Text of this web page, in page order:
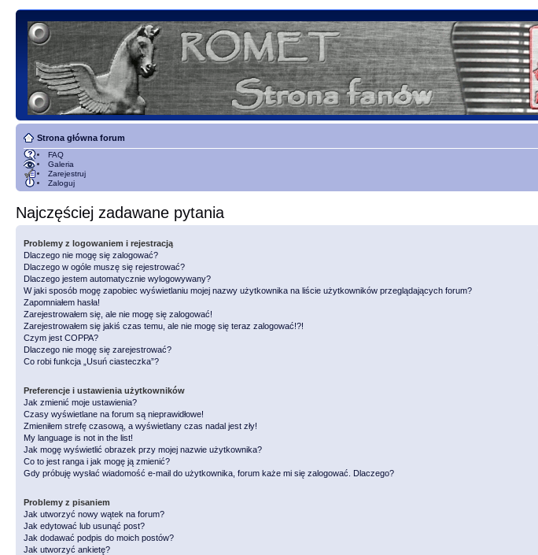
Strona główna forum
FAQ
Galeria
Zarejestruj
Zaloguj
Najczęściej zadawane pytania
Problemy z logowaniem i rejestracją
Dlaczego nie mogę się zalogować?
Dlaczego w ogóle muszę się rejestrować?
Dlaczego jestem automatycznie wylogowywany?
W jaki sposób mogę zapobiec wyświetlaniu mojej nazwy użytkownika na liście użytkowników przeglądających forum?
Zapomniałem hasła!
Zarejestrowałem się, ale nie mogę się zalogować!
Zarejestrowałem się jakiś czas temu, ale nie mogę się teraz zalogować!?!
Czym jest COPPA?
Dlaczego nie mogę się zarejestrować?
Co robi funkcja „Usuń ciasteczka”?
Preferencje i ustawienia użytkowników
Jak zmienić moje ustawienia?
Czasy wyświetlane na forum są nieprawidłowe!
Zmieniłem strefę czasową, a wyświetlany czas nadal jest zły!
My language is not in the list!
Jak mogę wyświetlić obrazek przy mojej nazwie użytkownika?
Co to jest ranga i jak mogę ją zmienić?
Gdy próbuję wysłać wiadomość e-mail do użytkownika, forum każe mi się zalogować. Dlaczego?
Problemy z pisaniem
Jak utworzyć nowy wątek na forum?
Jak edytować lub usunąć post?
Jak dodawać podpis do moich postów?
Jak utworzyć ankietę?